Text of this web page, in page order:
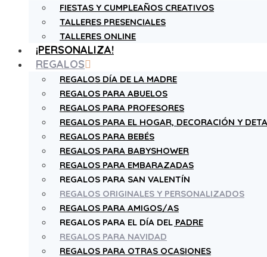
FIESTAS Y CUMPLEAÑOS CREATIVOS
TALLERES PRESENCIALES
TALLERES ONLINE
¡PERSONALIZA!
REGALOS
REGALOS DÍA DE LA MADRE
REGALOS PARA ABUELOS
REGALOS PARA PROFESORES
REGALOS PARA EL HOGAR, DECORACIÓN Y
REGALOS PARA BEBÉS
REGALOS PARA BABYSHOWER
REGALOS PARA EMBARAZADAS
REGALOS PARA SAN VALENTÍN
REGALOS ORIGINALES Y PERSONALIZADOS
REGALOS PARA AMIGOS/AS
REGALOS PARA EL DÍA DEL PADRE
REGALOS PARA NAVIDAD
REGALOS PARA OTRAS OCASIONES